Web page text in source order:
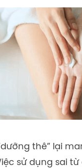
thê” lại
sử dụng sai